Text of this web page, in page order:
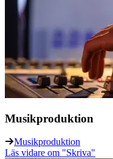
Musikproduktion
Musikproduktion
Läs vidare om "Skriva"